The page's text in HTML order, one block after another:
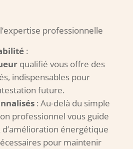
professionnelle
:
qualifié vous offre des
indispensables pour
future.
: Au-delà du simple
professionnel vous guide
d’amélioration énergétique
pour maintenir